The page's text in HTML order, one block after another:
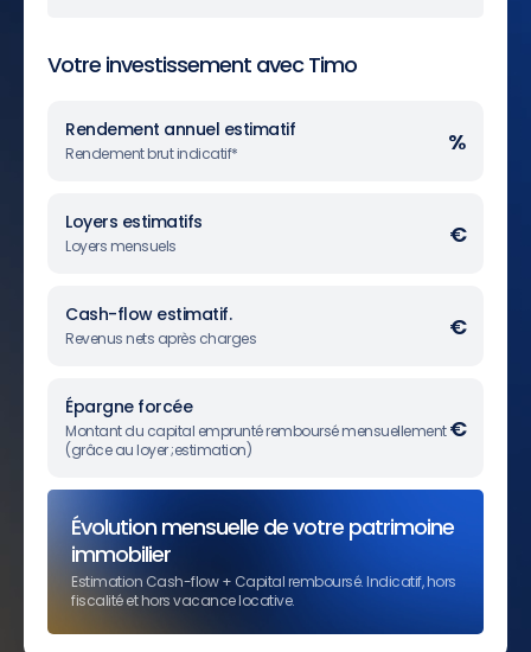
Votre investissement avec Timo
Rendement annuel estimatif
Rendement brut indicatif* %
Loyers estimatifs
Loyers mensuels €
Cash-flow estimatif.
Revenus nets après charges €
Épargne forcée
Montant du capital emprunté remboursé mensuellement
(grâce au loyer ;estimation)
€
Évolution mensuelle de votre patrimoine
immobilier
Estimation Cash-flow + Capital remboursé. Indicatif, hors
fiscalité et hors vacance locative.